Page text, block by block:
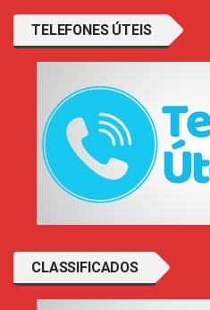
TELEFONES ÚTEIS
CLASSIFICADOS